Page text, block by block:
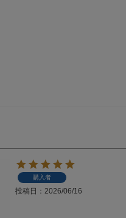
購入者
投稿日 2026/06/16